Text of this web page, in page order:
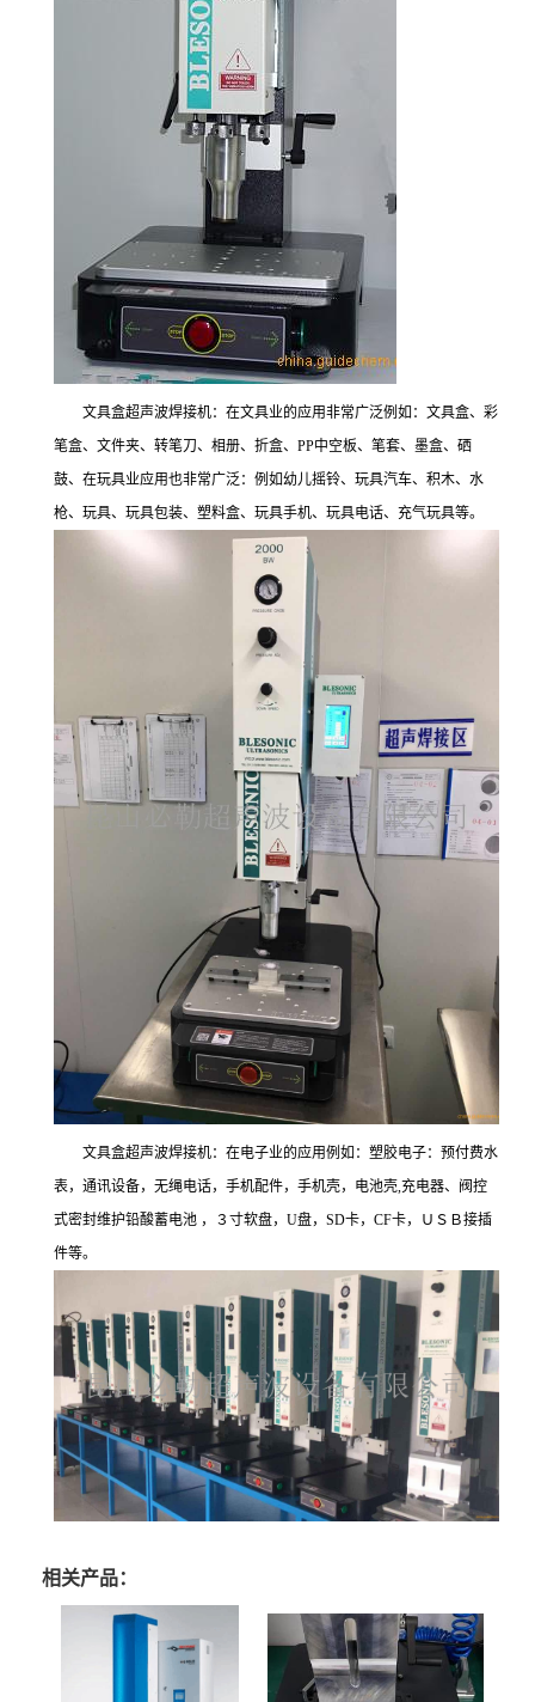
文具盒超声波焊接机：在文具业的应用非常广泛例如：文具盒、彩
笔盒、文件夹、转笔刀、相册、折盒、PP中空板、笔套、墨盒、硒
鼓、在玩具业应用也非常广泛：例如幼儿摇铃、玩具汽车、积木、水
枪、玩具、玩具包装、塑料盒、玩具手机、玩具电话、充气玩具等。
文具盒超声波焊接机：在电子业的应用例如：塑胶电子：预付费水
表，通讯设备，无绳电话，手机配件，手机壳，电池壳,充电器、阀控
式密封维护铅酸蓄电池 ，３寸软盘，U盘，SD卡，CF卡，ＵＳＢ接插
件等。
相关产品：